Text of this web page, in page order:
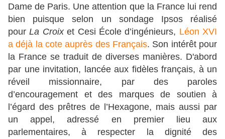
Dame de Paris. Une attention que la France lui rend
bien puisque selon un sondage Ipsos réalisé
pourLa Croixet Cesi École d’ingénieurs, Léon XVI
a déjà la cote auprès des Français. Son intérêt pour
la France se traduit de diverses manières. D'abord
par une invitation, lancée aux fidèles français, à un
réveil missionnaire, par des paroles
d’encouragement et des marques de soutien à
l’égard des prêtres de l’Hexagone, mais aussi par
un appel, adressé en premier lieu aux
parlementaires, à respecter la dignité des